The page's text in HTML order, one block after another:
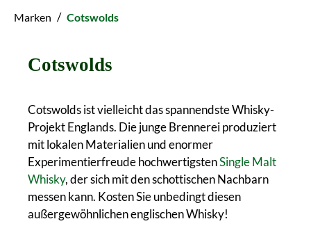
Marken / Cotswolds
Cotswolds
Cotswolds ist vielleicht das spannendste Whisky-
Projekt Englands. Die junge Brennerei produziert
mit lokalen Materialien und enormer
Experimentierfreude hochwertigstenSingle Malt
Whisky, der sich mit den schottischen Nachbarn
messen kann. Kosten Sie unbedingt diesen
außergewöhnlichen englischen Whisky!